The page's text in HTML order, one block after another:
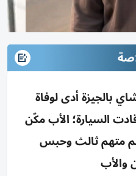
بالجيزة أدى لوفاة
السيارة؛ الأب مكّن
متهم ثالث وحبس
والأب